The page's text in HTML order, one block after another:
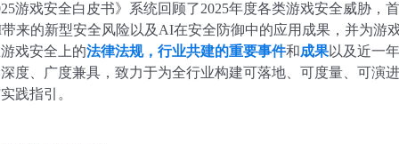
游戏安全白皮书》系统回顾了2025年度各类游戏安全威胁，
来的新型安全风险以及AI在安全防御中的应用成果，并为游
戏安全上的法律法规，行业共建的重要事件和成果以及近一
度、广度兼具，致力于为全行业构建可落地、可度量、可演
践指引。